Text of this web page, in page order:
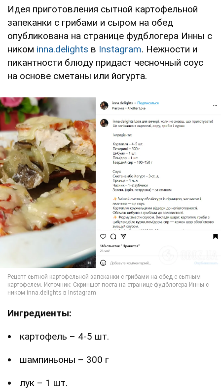
Идея приготовления сытной картофельной
запеканки с грибами и сыром на обед
опубликована на странице фудблогера Инны с
ником inna.delights в Instagram. Нежности и
пикантности блюду придаст чесночный соус
на основе сметаны или йогурта.
Ингредиенты:
картофель – 4-5 шт.
шампиньоны – 300 г
лук – 1 шт.